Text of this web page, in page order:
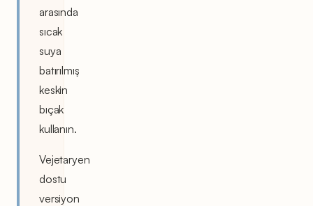
arasında
sıcak
suya
batırılmış
keskin
bıçak
kullanın.
Vejetaryen
dostu
versiyon